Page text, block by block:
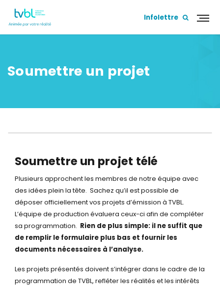
Infolettre
Soumettre un projet
Soumettre un projet télé
Plusieurs approchent les membres de notre équipe avec
des idées plein la tête. Sachez qu’il est possible de
déposer officiellement vos projets d’émission à TVBL.
L’équipe de production évaluera ceux-ci afin de compléter
sa programmation. Rien de plus simple: il ne suffit que
de remplir le formulaire plus bas et fournir les
documents nécessaires à l’analyse.
Les projets présentés doivent s’intégrer dans le cadre de la
programmation de TVBL, refléter les réalités et les intérêts